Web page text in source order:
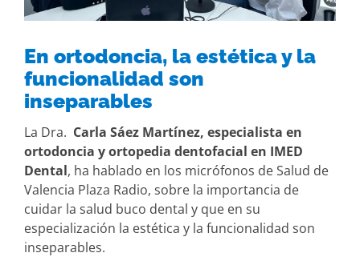
En ortodoncia, la estética y la
funcionalidad son
inseparables
La Dra. Carla Sáez Martínez, especialista en
ortodoncia y ortopedia dentofacial en IMED
Dental, ha hablado en los micrófonos de Salud de
Valencia Plaza Radio, sobre la importancia de
cuidar la salud buco dental y que en su
especialización la estética y la funcionalidad son
inseparables.